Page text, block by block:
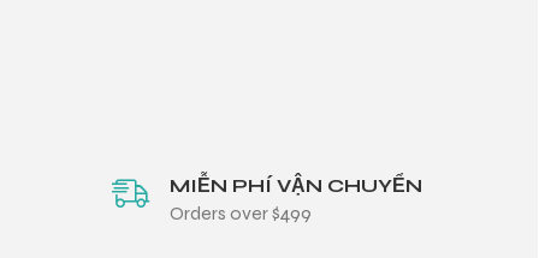
MIỄN PHÍ VẬN CHUYỂN
Orders over $499